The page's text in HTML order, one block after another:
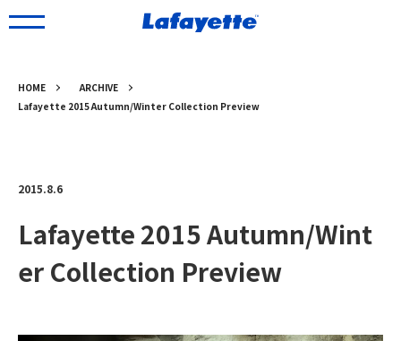
HOME
ARCHIVE
Lafayette 2015 Autumn/Winter Collection Preview
2015.8.6
Lafayette 2015 Autumn/Wint
er Collection Preview